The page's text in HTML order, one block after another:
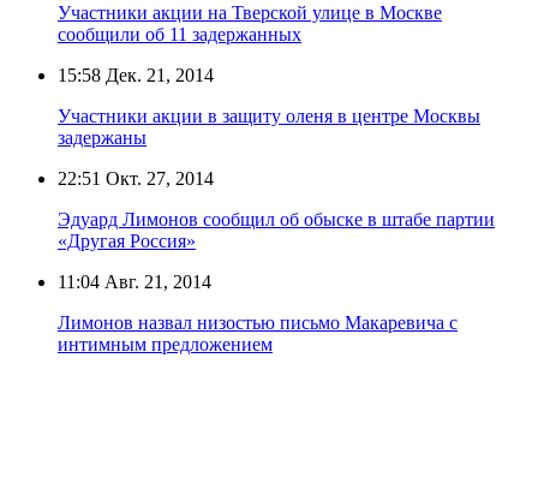
Участники акции на Тверской улице в Москве
сообщили об 11 задержанных
15:58 Дек. 21, 2014
Участники акции в защиту оленя в центре Москвы
задержаны
22:51 Окт. 27, 2014
Эдуард Лимонов сообщил об обыске в штабе партии
«Другая Россия»
11:04 Авг. 21, 2014
Лимонов назвал низостью письмо Макаревича с
интимным предложением